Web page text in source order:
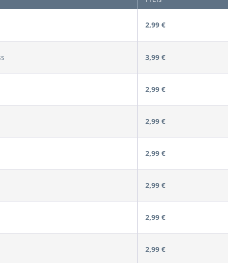
2,99 €
3,99 €
2,99 €
2,99 €
2,99 €
2,99 €
2,99 €
2,99 €